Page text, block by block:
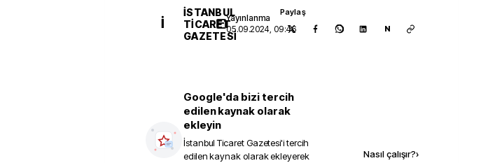
İ
İSTANBUL
TICARET
GAZETESI
Yayınlanma
05.09.2024, 09:46
Paylaş
N
Google'da bizi tercih
edilen kaynak olarak
ekleyin
İstanbul Ticaret Gazetesi'i tercih
edilen kaynak olarak ekleyerek
Nasıl çalışır?›